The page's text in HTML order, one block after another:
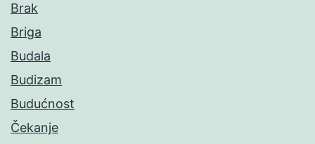
Brak
Briga
Budala
Budizam
Budućnost
Čekanje